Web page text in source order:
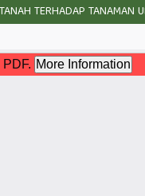
TERHADAP TANAMAN